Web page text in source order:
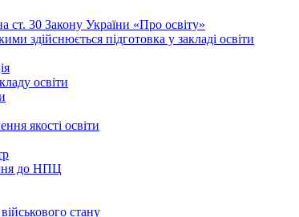
ст. 30 Закону України «Про освіту»
здійснюється підготовка у закладі освіти
освіти
якості освіти
до НПЦ
стану